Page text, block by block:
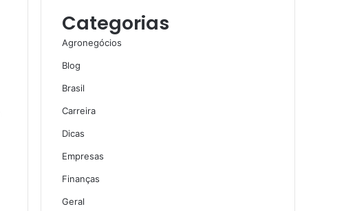
Categorias
Agronegócios
Blog
Brasil
Carreira
Dicas
Empresas
Finanças
Geral